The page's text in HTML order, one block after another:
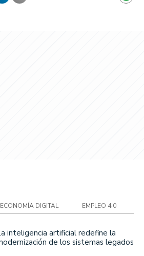
ECONOMÍA DIGITAL EMPLEO 4.0
inteligencia artificial redefine la
de los sistemas legados